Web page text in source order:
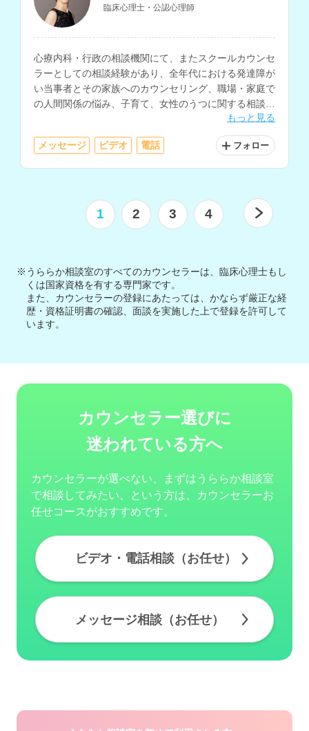
臨床心理士・公認心理師
心療内科・行政の相談機関にて、またスクールカウンセ
ラーとしての相談経験があり、全年代における発達障が
い当事者とその家族へのカウンセリング、職場・家庭で
の人間関係の悩み、子育て、女性のうつに関する相談を
もっと見る
メッセージ ビデオ 電話 フォロー
1 2 3 4
※うららか相談室のすべてのカウンセラーは、臨床心理士もし
くは国家資格を有する専門家です。
また、カウンセラーの登録にあたっては、かならず厳正な経
歴・資格証明書の確認、面談を実施した上で登録を許可して
います。
カウンセラー選びに
迷われている方へ
カウンセラーが選べない、まずはうららか相談室
で相談してみたい、という方は、カウンセラーお
任せコースがおすすめです。
ビデオ・電話相談（お任せ）
メッセージ相談（お任せ）